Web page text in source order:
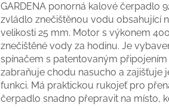
GARDENA ponorná kalové čerpadlo
zvládlo znečištěnou vodu obsahující
velikosti 25 mm. Motor s výkonem
znečištěné vody za hodinu. Je
spínačem s patentovaným
zabraňuje chodu nasucho a zajišťuje
funkci. Má praktickou rukojeť pro
čerpadlo snadno přepravit na místo,